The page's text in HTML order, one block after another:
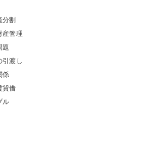
分割
産管理
題
引渡し
係
貸借
ル